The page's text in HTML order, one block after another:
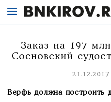
Заказ на 197
Сосновский
Верфь должна построить